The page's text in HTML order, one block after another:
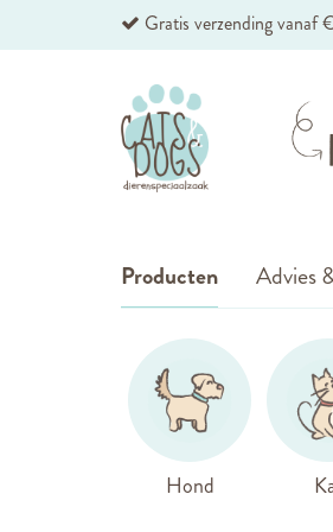
Ga
de
inhoud
Gratis verzending
Producten
Hond
Advies